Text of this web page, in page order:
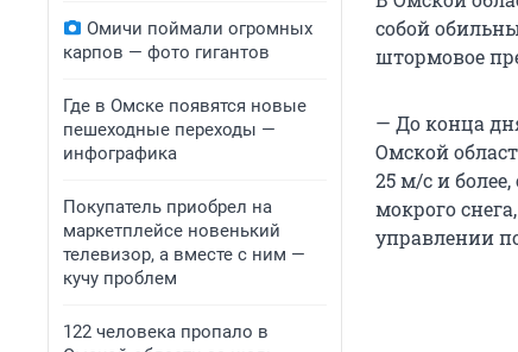
Омичи поймали огромных
карпов — фото гигантов
Где в Омске появятся новые
пешеходные переходы —
инфографика
Покупатель приобрел на
маркетплейсе новенький
телевизор, а вместе с ним —
кучу проблем
122 человека пропало в
собой
штормовое
— До конца
Омской
25 м/с и
мокрого
управлении